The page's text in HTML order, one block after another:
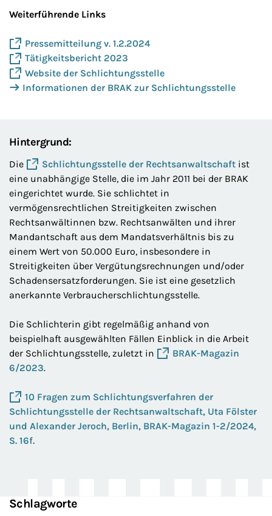
Weiterführende Links
Pressemitteilung v. 1.2.2024
Tätigkeitsbericht 2023
Website der Schlichtungsstelle
Informationen der BRAK zur Schlichtungsstelle
Hintergrund:
Die Schlichtungsstelle der Rechtsanwaltschaft ist
eine unabhängige Stelle, die im Jahr 2011 bei der BRAK
eingerichtet wurde. Sie schlichtet in
vermögensrechtlichen Streitigkeiten zwischen
Rechtsanwältinnen bzw. Rechtsanwälten und ihrer
Mandantschaft aus dem Mandatsverhältnis bis zu
einem Wert von 50.000 Euro, insbesondere in
Streitigkeiten über Vergütungsrechnungen und/oder
Schadensersatzforderungen. Sie ist eine gesetzlich
anerkannte Verbraucherschlichtungsstelle.
Die Schlichterin gibt regelmäßig anhand von
beispielhaft ausgewählten Fällen Einblick in die Arbeit
der Schlichtungsstelle, zuletzt in
BRAK-Magazin
6/2023.
10 Fragen zum Schlichtungsverfahren der
Schlichtungsstelle der Rechtsanwaltschaft, Uta Fölster
und Alexander Jeroch, Berlin, BRAK-Magazin 1-2/2024,
S. 16f.
Schlagworte